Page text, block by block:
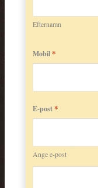
Efternamn
Mobil*
E-post*
Ange e-post